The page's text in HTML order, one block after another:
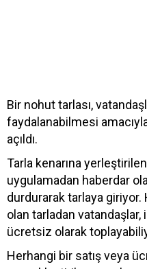
Bir nohut tarlası,
faydalanabilmesi
açıldı.
Tarla kenarına
uygulamadan haberdar
durdurarak tarlaya giriyor.
olan tarladan vatandaşlar,
ücretsiz olarak
Herhangi bir satış veya